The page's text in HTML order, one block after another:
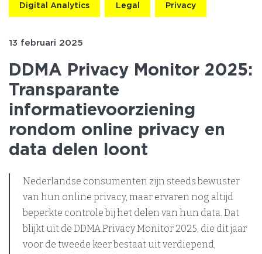
Digital Analytics Legal Privacy
13 februari 2025
DDMA Privacy Monitor 2025:
Transparante
informatievoorziening
rondom online privacy en
data delen loont
Nederlandse consumenten zijn steeds bewuster
van hun online privacy, maar ervaren nog altijd
beperkte controle bij het delen van hun data. Dat
blijkt uit de DDMA Privacy Monitor 2025, die dit jaar
voor de tweede keer bestaat uit verdiepend,